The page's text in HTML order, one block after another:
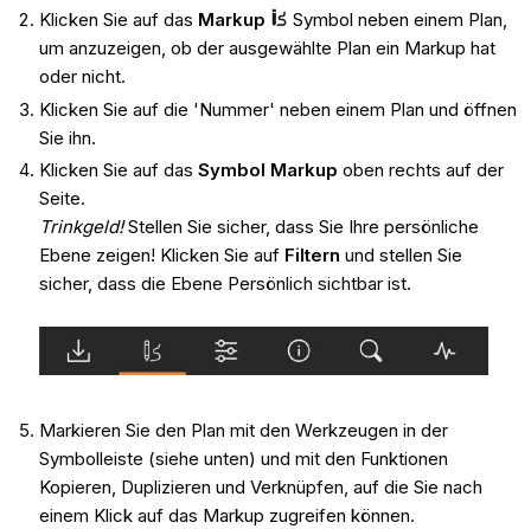
Klicken Sie auf das Markup
Symbol neben einem Plan,
um anzuzeigen, ob der ausgewählte Plan ein Markup hat
oder nicht.
Klicken Sie auf die 'Nummer' neben einem Plan und öffnen
Sie ihn.
Klicken Sie auf das Symbol Markup oben rechts auf der
Seite.
Trinkgeld!Stellen Sie sicher, dass Sie Ihre persönliche
Ebene zeigen! Klicken Sie auf Filtern und stellen Sie
sicher, dass die Ebene Persönlich sichtbar ist.
Markieren Sie den Plan mit den Werkzeugen in der
Symbolleiste (siehe unten) und mit den Funktionen
Kopieren, Duplizieren und Verknüpfen, auf die Sie nach
einem Klick auf das Markup zugreifen können.